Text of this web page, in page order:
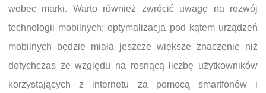
wobec marki. Warto również zwrócić uwagę na rozwój
technologii mobilnych; optymalizacja pod kątem urządzeń
mobilnych będzie miała jeszcze większe znaczenie niż
dotychczas ze względu na rosnącą liczbę użytkowników
korzystających z internetu za pomocą smartfonów i